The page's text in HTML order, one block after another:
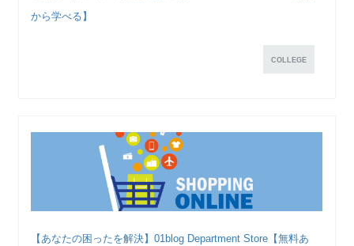
から学べる】
COLLEGE
【あなたの困ったを解決】01blog Department Store【無料あ